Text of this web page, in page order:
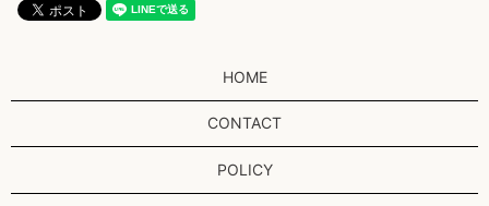
HOME
CONTACT
POLICY